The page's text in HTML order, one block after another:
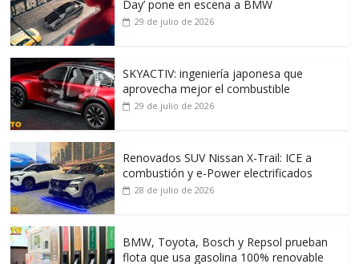
Day’ pone en escena a BMW
29 de julio de 2026
SKYACTIV: ingeniería japonesa que
aprovecha mejor el combustible
29 de julio de 2026
Renovados SUV Nissan X-Trail: ICE a
combustión y e-Power electrificados
28 de julio de 2026
BMW, Toyota, Bosch y Repsol prueban
flota que usa gasolina 100% renovable